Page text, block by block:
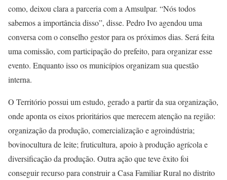
como, deixou clara a parceria com a Amsulpar. “Nós todos
sabemos a importância disso”, disse. Pedro Ivo agendou uma
conversa com o conselho gestor para os próximos dias. Será feita
uma comissão, com participação do prefeito, para organizar esse
evento. Enquanto isso os municípios organizam sua questão
interna.
O Território possui um estudo, gerado a partir da sua organização,
onde aponta os eixos prioritários que merecem atenção na região:
organização da produção, comercialização e agroindústria;
bovinocultura de leite; fruticultura, apoio à produção agrícola e
diversificação da produção. Outra ação que teve êxito foi
conseguir recurso para construir a Casa Familiar Rural no distrito